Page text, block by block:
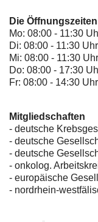
Die
Mo: 08:00 - 11:30
Di: 08:00 - 11:30
Mi: 08:00 - 11:30
Do: 08:00 - 17:30
Fr: 08:00 - 14:30 Uhr
Mitgliedschaften
- deutsche
- deutsche
- deutsche
- onkolog.
- europäische
- nordrhein-